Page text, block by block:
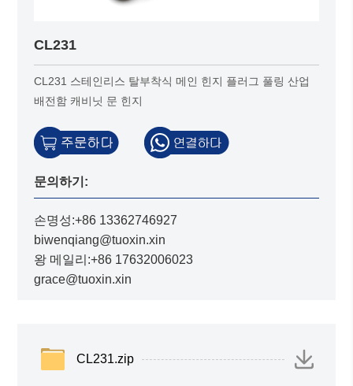
CL231
CL231 스테인리스 탈부착식 메인 힌지 플러그 풀링 산업
배전함 캐비닛 문 힌지
문의하기:
손명성:+86 13362746927
biwenqiang@tuoxin.xin
왕 메일리:+86 17632006023
grace@tuoxin.xin
CL231.zip